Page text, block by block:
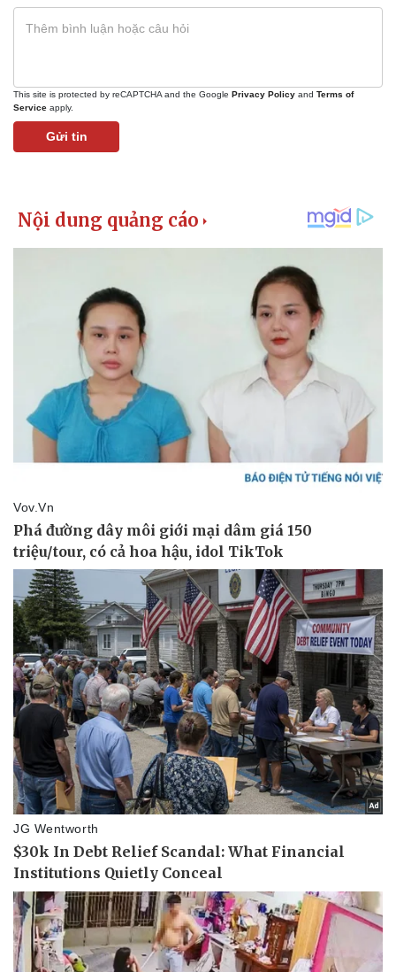
Bất động sản
Khởi nghiệp
Thị trường
Giá vàng
Tiêu dùng
Tỷ giá
Giá cà phê
This site is protected by reCAPTCHA and the Google Privacy Policy and Terms of
Service apply.
Gửi tin